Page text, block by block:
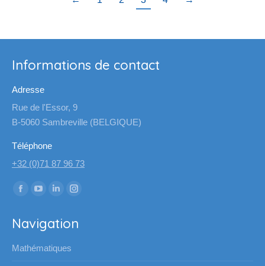
Informations de contact
Adresse
Rue de l'Essor, 9
B-5060 Sambreville (BELGIQUE)
Téléphone
+32 (0)71 87 96 73
Trouvez nous sur :
La
Facebook
YouTubeLinkedIn
La
Instagram
Navigation
Mathématiques